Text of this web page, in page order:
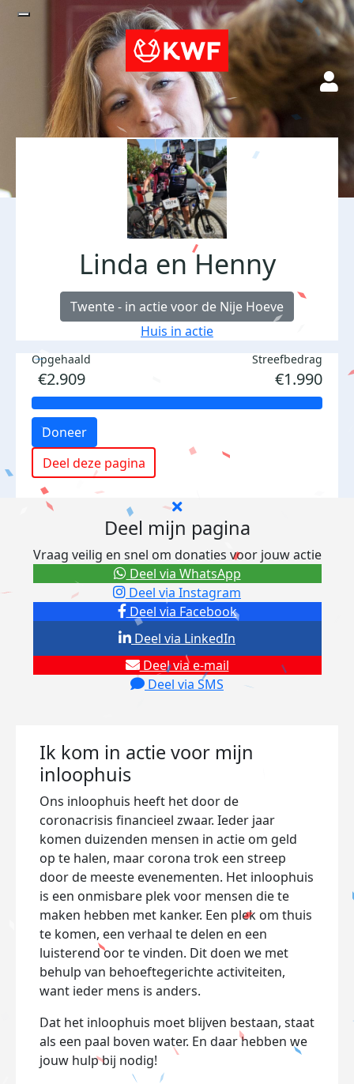
Linda en Henny
Twente - in actie voor de Nije Hoeve
Huis in actie
Opgehaald
€2.909
Streefbedrag
€1.990
Doneer
Deel deze pagina
Deel mijn pagina
Vraag veilig en snel om donaties voor jouw actie
Deel via Facebook
Deel via Instagram
Deel via e-mail
Deel via SMS
Deel via LinkedIn
Deel via WhatsApp
Ik kom in actie voor mijn
inloophuis
Ons inloophuis heeft het door de
coronacrisis financieel zwaar. Ieder jaar
komen duizenden mensen in actie om geld
op te halen, maar corona trok een streep
door de meeste evenementen. Het inloophuis
is een onmisbare plek voor mensen die te
maken hebben met kanker. Een plek om thuis
te komen, een verhaal te delen en een
luisterend oor te vinden. Dit doen we met
behulp van behoeftegerichte activiteiten,
want ieder mens is anders.
Dat het inloophuis moet blijven bestaan, staat
als een paal boven water. En daar hebben we
jouw hulp bij nodig!